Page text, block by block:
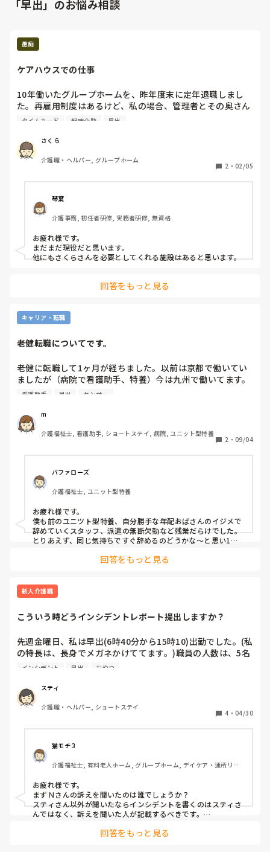
「早出」のお悩み相談
愚痴
ケアハウスでの仕事
10年働いたグループホームを、昨年度末に定年退職しまし
た。再雇用制度はあるけど、私の場合、管理者とその奥さん
は職場結婚や一緒に働いていました。
奥さんの利用者様や職員に対する暴言が酷く、市に言葉によ
る暴言で私が通報したことを根に持っていた管理者は私だけ
本部に手を回し、再雇用しませんとの事でした。
仕事をしない人が再雇用普通にされ、再雇用がないの言葉➕
酷いことも言われ私は自ら定年退職しました。規約には、確
かに希望者は全員65才まで再雇用するとありましたが。
その時新しい仕事が決まっておらず、困った私は介護ワーカ
ーさんに登録していたので、事情を話しお世話にになりまし
た。
ス採用で前月４日から働いていますが、また今月末で辞める
理由は、自分が業務内容詳しく聞いてなかったのがいけなか
書かれておらず、無知な私はその通りだと信じてました。
実際には、50名入居者がいて今入院中の人もいますが。ここ
へ来て一番驚いたことは、日勤者がおらず、夜の夕食介助か
ら就寝介助まで遅出がします。また早出も起床介助をしま
ここも人手不足で、最初構わないだろうと思い利用者様の臥
床会場やバイタル測定をしたら勝手に介助、バイタル測るの
パッと交換まで、じいっと見られ、指導係の人は、自分が教
えた介助方法でらやないとスゴいきつい言葉で怒ります。
確かに私はかなり覚えが悪いです。ですが始めるグループホ
ームという場所で介護の事故しましたが、皆様優しくそして
早出などの仕事は、◯◯と詳しく会談紙を渡してくれ覚える
まで根気よく優しく教えていただき３ヶ月目で夜勤もできる
ように指導いただけました。
今の所ではまた、怒られると思うと、全く難しい人の介助が
できなくなり、またきつく怒られ
結果、介護ワーカーの方のお世話ですがもう、精神的に病み
自分たちは、長く働いていて分かっているかも知れません。
行かなくてはなりません。まだまだ押してもらってないこと
が多く備品もどこにあるかほど知りません。
事務長という人も、仕事覚えれないと聞きましたが、ここで
60才にもなり情けない話しですが、ニチイの通信➕スクーリ
ングで介護福祉士の受験資格の為の講座を今勉強していま
す。三年たって、一度介護福祉士試験受けましたが、勉強不
足で９点足りずそれから受けずじまいでしたが
介護福祉士あると、やはり違うので今度はニチイで旧ヘルパ
ー一級資格とり勉強しながら、また新しい仕事見つからない
と思うけど、正解化かってるので探します。
タイムカード 起床介助 早出
さくら
介護職・ヘルパー, グループホーム
2 ・ 02/05
琴葉
介護事務, 初任者研修, 実務者研修, 無資格
お疲れ様です。
まだまだ現役だと思います。
他にもさくらさんを必要としてくれる施設はあると思います。
回答をもっと見る
キャリア・転職
老健転職についてです。
老健に転職して1ヶ月が経ちました。以前は京都で働いてい
ましたが（病院で看護助手、特養）今は九州で働いてます。
なんかヤバ目の施設に転職したのではないかと不安でいっぱ
まず、ナースコールはありますが、ピッチに連動型ではな
く、ピッチがありません。初めてピッチがない施設に当たり
屋の前が光るのと音はしっかりでます。居室に行き、対応を
する感じです。基本日中はみんなフロアで起きてます。セン
サーはありますが、それぞれ音楽が分けてあり、職員が反応
しています。
でも夜勤の時2人職員で入るため、他利用者対応中、コール
がなっても廊下に出ないと誰がなってるか分からない見たい
です。今働いている人達は、ピッチが無いことに疑問も持た
ないのかなと思ってます。
教育体制もこれが普通なのか分からないですが、最初は日勤
階で日勤と早出は自立してますが、一回職員についてもら
い、次からは1人で入らなければなりません。経験はありま
よってもやり方、回し方が違うため毎日戸惑いでしかありま
が、働いていてこの動き方であっているのか不安です。前の
施設はいくら経験者であっても最低3回は付きでのシフトで
調整をしていました。
には変えず、排泄回り終わるまで変えません。パットも少し
の汚れでは変えない、職員の言葉遣いが悪いなど、悪い印象
しかありません。看護師も何も清潔面に対して、なにも言わ
直ぐに辞めるのは自分自身が嫌だし、悪い所しか見ないのは
ダメだと思うので、最低1年は続けるべきかなとは思ってま
すが、心が折れそうではあります。転職された人達はどうや
って壁を乗り切っていましか？？耐えるしかないのですかね
🥲
看護助手 早出 センサー
m
介護福祉士, 看護助手, ショートステイ, 病院, ユニット型特養
2 ・ 09/04
バファローズ
介護福祉士, ユニット型特養
お疲れ様です。
僕も前のユニツト型特養、自分勝手な年配おばさんのイジメで
辞めていくスタッフ、派遣の無断欠勤など残業だらけでした。
とりあえず、同じ気持ちですぐ辞めるのどうかな～と思い1年
スト削減で変えない、よくないですね～。
でしょうね
回答をもっと見る
新人介護職
こういう時どうインシデントレポート提出しますか？
先週金曜日、私は早出(6時40分から15時10)出勤でした。(私
の特長は、長身でメガネかけててます。)職員の人数は、5名
で男性1人であとは女性です。
た。その方は酸素機械を車椅子につけてます。私は午前中
は、見守りでしたが、あまりN氏と関わることなく昼食を取
り、昼からフリーだったので、他の職員が休憩から出て来る
たらリーダーにお願いして数日前のリーダーの時のPC打ち
込みをおやつタイムの14時頃までさせてもらいました。N氏
はおやつ前くらいに、メガネかけた女性と男性がいてる時に
「しんどいから寝かせてほしい」と訴えたのになんの対応も
なかったと訴えがあったらしく  申し送りノートには15時20
分に記入されていてはっきりした時間は不明です。
私がPC打ち込みに職員室に入ったあとは男性が見守りでし
た、リーダーと私以外の女性は、受診先に迎えに行ったり、
さえわからないのに、今日出勤するなし、主任とチーフから
インシデント 早出 おやつ
スティ
介護職・ヘルパー, ショートステイ
4 ・ 04/30
猫モチ３
介護福祉士, 有料老人ホーム, グループホーム, デイケア・通所リハ,
お疲れ様です。
まずＮさんの訴えを聞いたのは誰でしょうか？
スティさん以外が聞いたならインシデントを書くのはスティさ
んではなく、訴えを聞いた人が記載するべきです。
取りをした上で『○○という訴えがＮさんよりあり。当日出勤
回答をもっと見る